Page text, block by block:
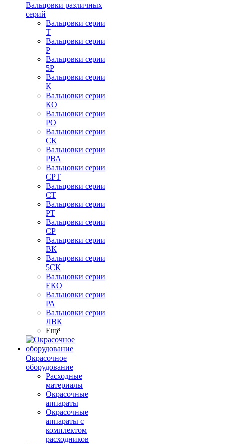
Вальцовки различных
серий
Вальцовки серии
Т
Вальцовки серии
Р
Вальцовки серии
5Р
Вальцовки серии
К
Вальцовки серии
КО
Вальцовки серии
РО
Вальцовки серии
СК
Вальцовки серии
РВА
Вальцовки серии
СРТ
Вальцовки серии
СТ
Вальцовки серии
РТ
Вальцовки серии
СР
Вальцовки серии
ВК
Вальцовки серии
5СК
Вальцовки серии
ЕКО
Вальцовки серии
РА
Вальцовки серии
ЛВК
Ещё
Окрасочное
оборудование
Расходные
материалы
Окрасочные
аппараты
Окрасочные
аппараты с
комплектом
расходников